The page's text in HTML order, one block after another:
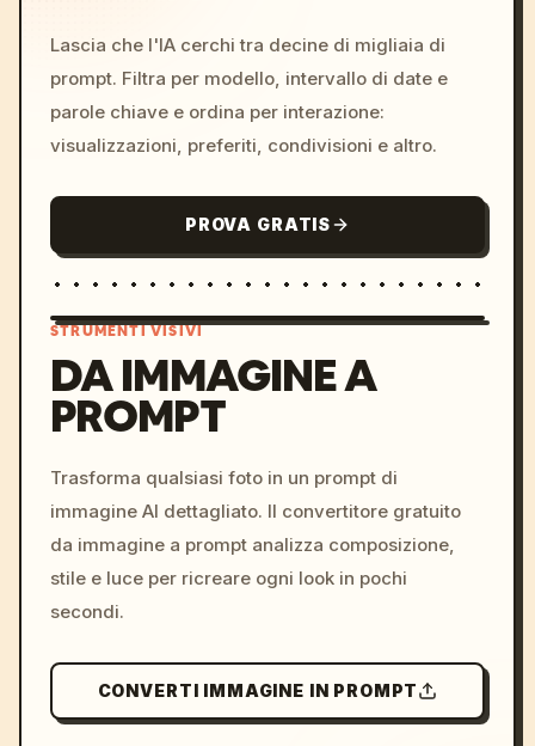
Lascia che l'IA cerchi tra decine di migliaia di
prompt. Filtra per modello, intervallo di date e
parole chiave e ordina per interazione:
visualizzazioni, preferiti, condivisioni e altro.
PROVA GRATIS
colors, 8k --v 6.0
STRUMENTI VISIVI
DA IMMAGINE A
PROMPT
Trasforma qualsiasi foto in un prompt di
immagine AI dettagliato. Il convertitore gratuito
da immagine a prompt analizza composizione,
stile e luce per ricreare ogni look in pochi
secondi.
CONVERTI IMMAGINE IN PROMPT